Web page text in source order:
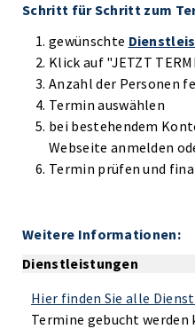
Schritt für Schritt zum
gewünschte
Klick auf "JETZT
Anzahl der Personen
Termin auswählen
bei bestehendem
Webseite anmelden
Termin prüfen und
Weitere Informationen:
Dienstleistungen
Hier finden Sie alle
Termine gebucht werden